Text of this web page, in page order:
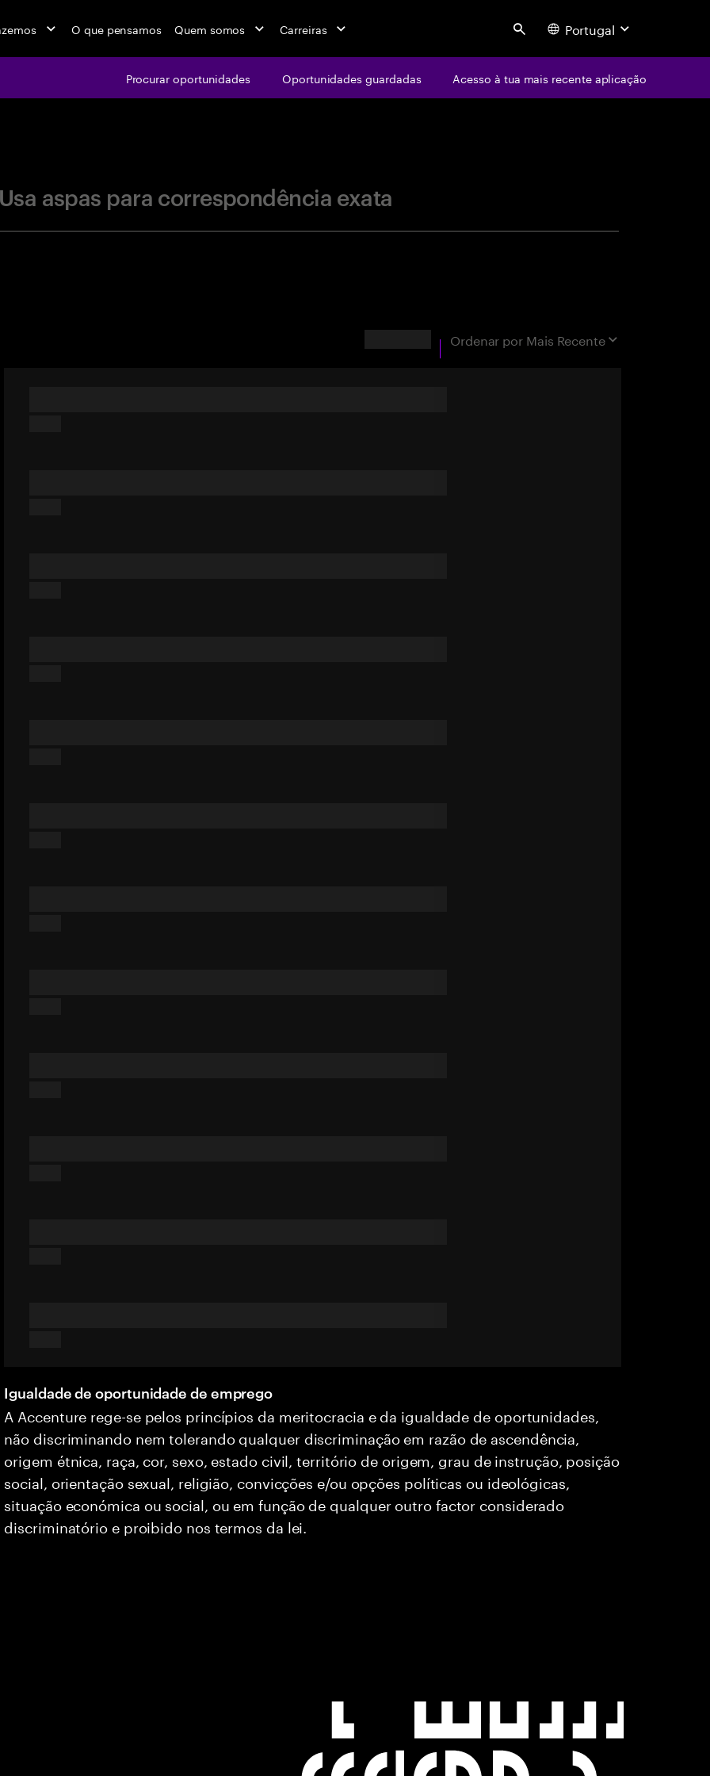
O que pensamos Quem somos Carreiras Search Portugal
Procurar oportunidades Oportunidades guardadas Acesso à tua mais recente aplicação
Usa aspas para correspondência exata
Ordenar por Mais Recente
Igualdade de oportunidade de emprego
A Accenture rege-se pelos princípios da meritocracia e da igualdade de oportunidades,
não discriminando nem tolerando qualquer discriminação em razão de ascendência,
origem étnica, raça, cor, sexo, estado civil, território de origem, grau de instrução, posição
social, orientação sexual, religião, convicções e/ou opções políticas ou ideológicas,
situação económica ou social, ou em função de qualquer outro factor considerado
discriminatório e proibido nos termos da lei.